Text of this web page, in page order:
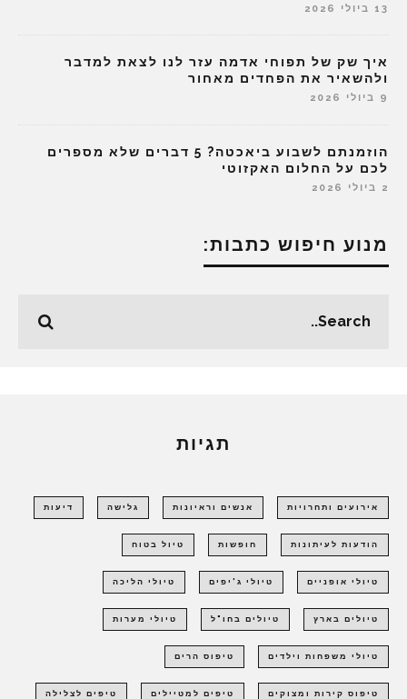
13 ביולי 2026
איך שק של תפוחי אדמה עזר לנו לצאת למדבר
ולהשאיר את הפחדים מאחור
9 ביולי 2026
הוזמנתם לשבוע ביאכטה? 5 דברים שלא מספרים
לכם על החלום האקזוטי
2 ביולי 2026
מנוע חיפוש כתבות:
תגיות
אירועים ותחרויות אנשים וראיונות גלישה דיעות
הודעות לעיתונות חופשות טיול בטוח
טיולי אופניים טיולי ג'יפים טיולי הליכה
טיולים בארץ טיולים בחו"ל טיולי מערות
טיולי משפחות וילדים טיפוס הרים
טיפוס קירות ומצוקים טיפים למטיילים טיפים לצלילה